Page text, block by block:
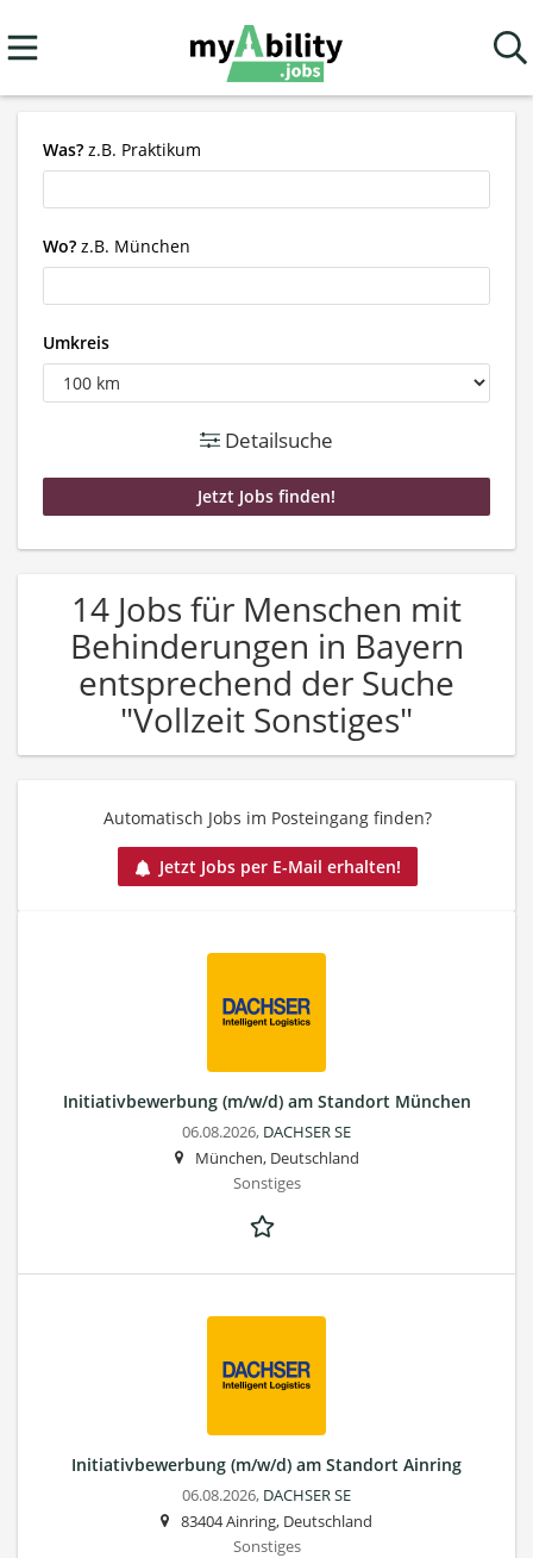
Was? z.B. Praktikum
Wo? z.B. München
Umkreis
Detailsuche
14 Jobs für Menschen mit
Behinderungen in Bayern
entsprechend der Suche
"Vollzeit Sonstiges"
Automatisch Jobs im Posteingang finden?
Jetzt Jobs per E-Mail erhalten!
Initiativbewerbung (m/w/d) am Standort München
06.08.2026, DACHSER SE
München, Deutschland
Sonstiges
Initiativbewerbung (m/w/d) am Standort Ainring
06.08.2026, DACHSER SE
83404 Ainring, Deutschland
Sonstiges